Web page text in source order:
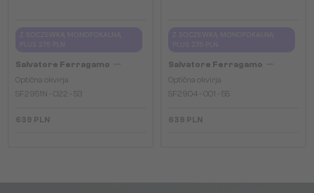
Salvatore Ferragamo
Optična okvirja
SF2951N - 022 - 53
639 PLN
Salvatore Ferragamo
Optična okvirja
SF2904 - 001 - 55
639 PLN